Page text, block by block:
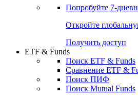
Попробуйте 7-
Откройте
Получить доступ
ETF & Funds
Поиск ETF & Funds
Сравнение ETF &
Поиск ПИФ
Поиск Mutual Funds